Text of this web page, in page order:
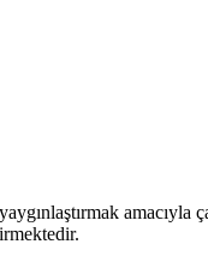
amacıyla